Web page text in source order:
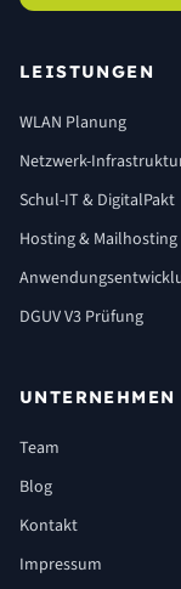
LEISTUNGEN
WLAN Planung
Netzwerk-
Schul-IT & DigitalPakt
Hosting & Mailhosting
DGUV V3 Prüfung
UNTERNEHMEN
Team
Blog
Kontakt
Impressum